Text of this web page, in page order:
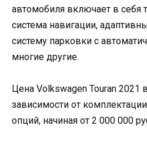
автомобиля включает в себя
система навигации,
систему парковки с
многие другие.
Цена Volkswagen Touran 2021
зависимости от
опций, начиная от 2 000 000